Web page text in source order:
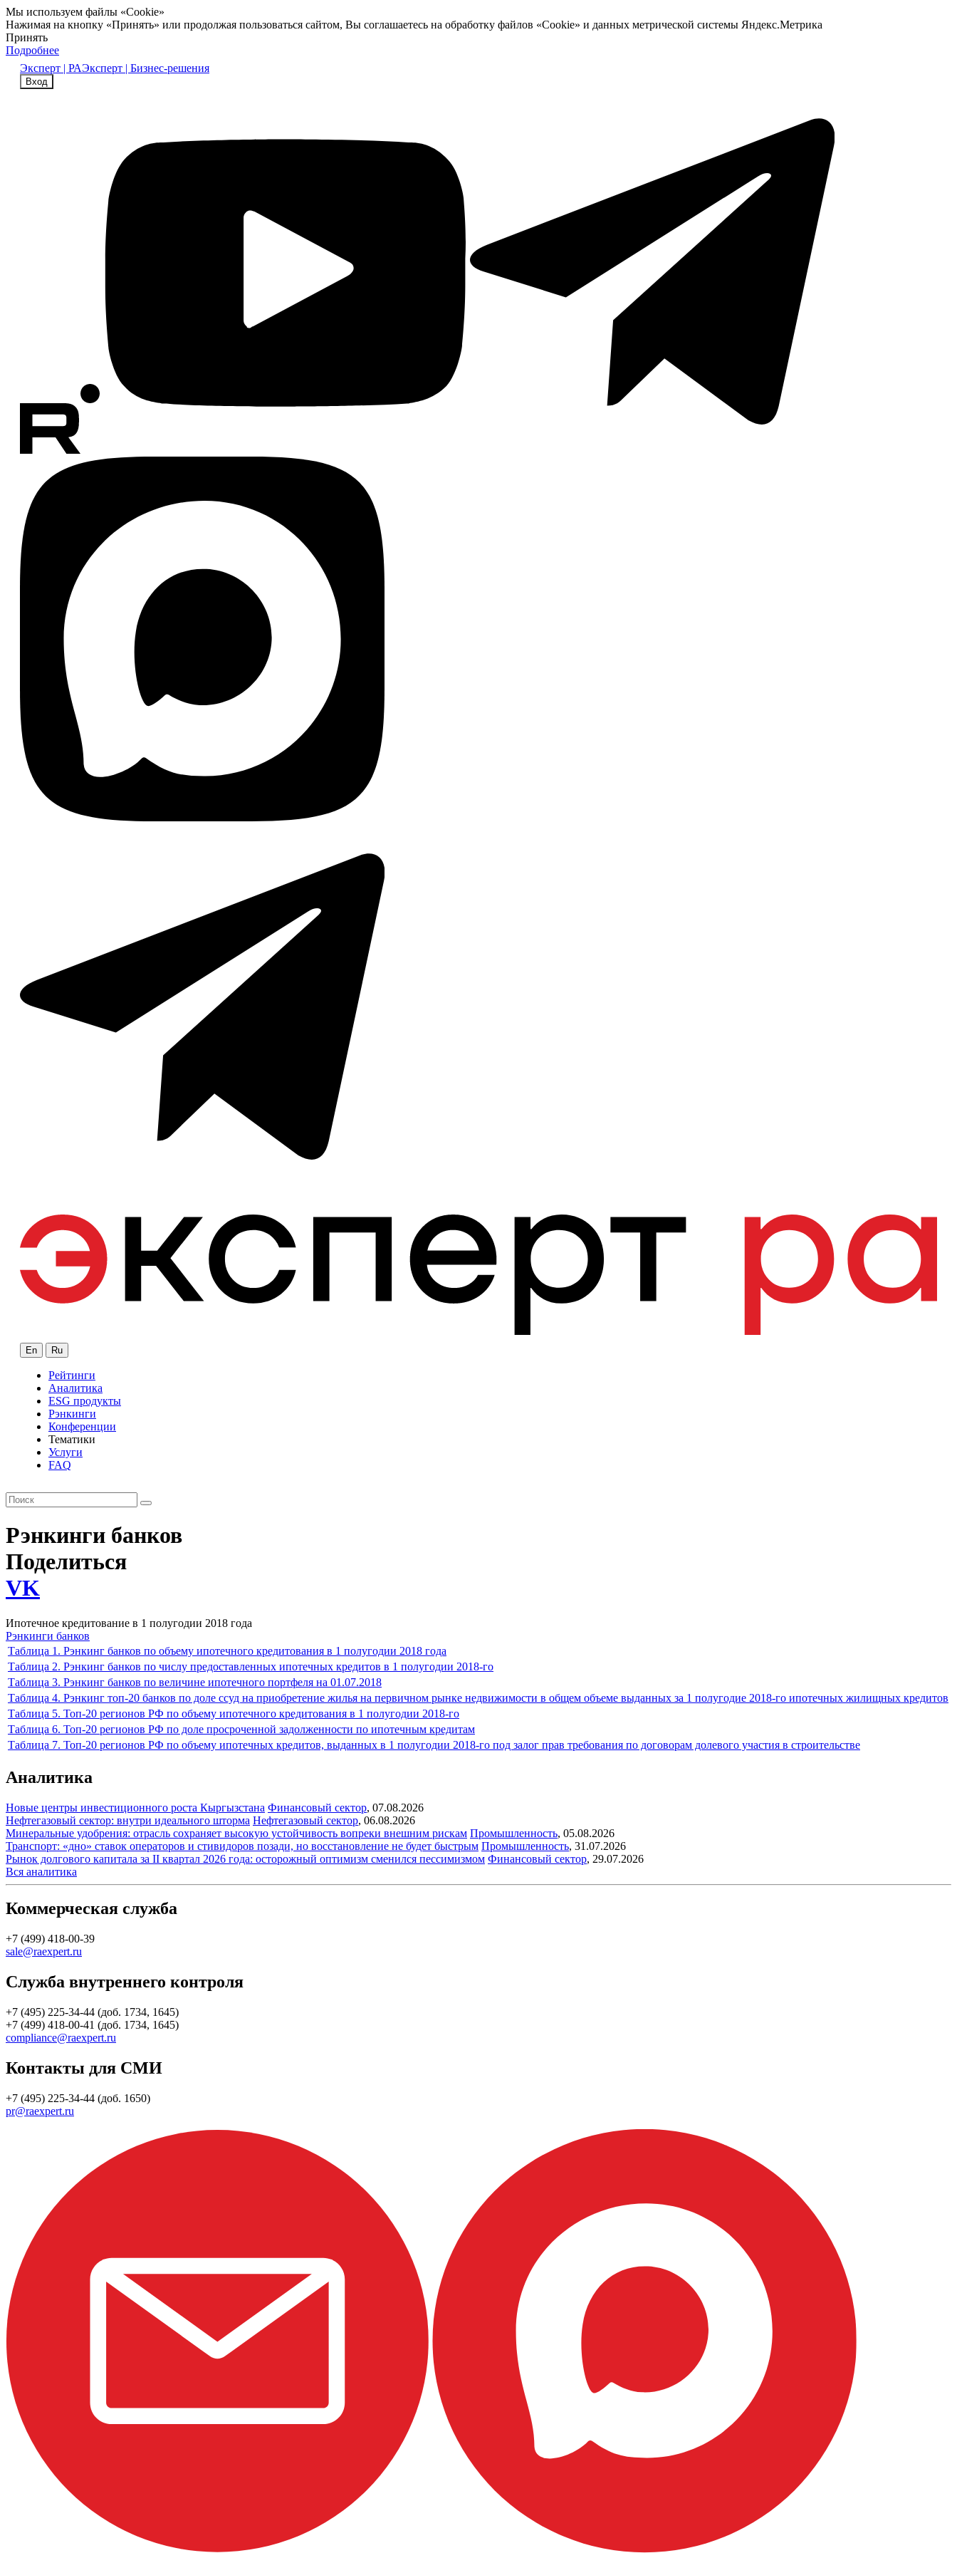
Мы используем файлы «Cookie»
Нажимая на кнопку «Принять» или продолжая пользоваться сайтом, Вы соглашаетесь на обработку файлов «Cookie» и данных метрической системы Яндекс.Метрика
Принять
Подробнее
Эксперт | РАЭксперт | Бизнес-решения
Вход
En Ru
Рейтинги
Аналитика
ESG продукты
Рэнкинги
Конференции
Тематики
Услуги
FAQ
Рэнкинги банков
Поделиться
VK
Ипотечное кредитование в 1 полугодии 2018 года
Рэнкинги банков
Таблица 1. Рэнкинг банков по объему ипотечного кредитования в 1 полугодии 2018 года
Таблица 2. Рэнкинг банков по числу предоставленных ипотечных кредитов в 1 полугодии 2018-го
Таблица 3. Рэнкинг банков по величине ипотечного портфеля на 01.07.2018
Таблица 4. Рэнкинг топ-20 банков по доле ссуд на приобретение жилья на первичном рынке недвижимости в общем объеме выданных за 1 полугодие 2018-го ипотечных жилищных кредитов
Таблица 5. Топ-20 регионов РФ по объему ипотечного кредитования в 1 полугодии 2018-го
Таблица 6. Топ-20 регионов РФ по доле просроченной задолженности по ипотечным кредитам
Таблица 7. Топ-20 регионов РФ по объему ипотечных кредитов, выданных в 1 полугодии 2018-го под залог прав требования по договорам долевого участия в строительстве
Аналитика
Новые центры инвестиционного роста Кыргызстана Финансовый сектор, 07.08.2026
Нефтегазовый сектор: внутри идеального шторма Нефтегазовый сектор, 06.08.2026
Минеральные удобрения: отрасль сохраняет высокую устойчивость вопреки внешним рискам Промышленность, 05.08.2026
Транспорт: «дно» ставок операторов и стивидоров позади, но восстановление не будет быстрым Промышленность, 31.07.2026
Рынок долгового капитала за II квартал 2026 года: осторожный оптимизм сменился пессимизмом Финансовый сектор, 29.07.2026
Вся аналитика
Коммерческая служба
+7 (499) 418-00-39
sale@raexpert.ru
Служба внутреннего контроля
+7 (495) 225-34-44 (доб. 1734, 1645)
+7 (499) 418-00-41 (доб. 1734, 1645)
compliance@raexpert.ru
Контакты для СМИ
+7 (495) 225-34-44 (доб. 1650)
pr@raexpert.ru